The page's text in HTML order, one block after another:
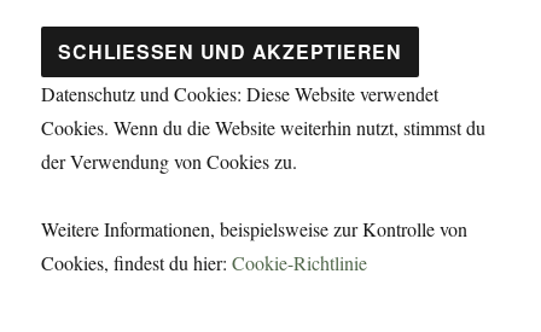
Datenschutz und Cookies: Diese Website verwendet
Cookies. Wenn du die Website weiterhin nutzt, stimmst du
der Verwendung von Cookies zu.
Weitere Informationen, beispielsweise zur Kontrolle von
Cookies, findest du hier:Cookie-Richtlinie